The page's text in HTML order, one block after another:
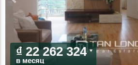
₫ 22 262 324
в месяц